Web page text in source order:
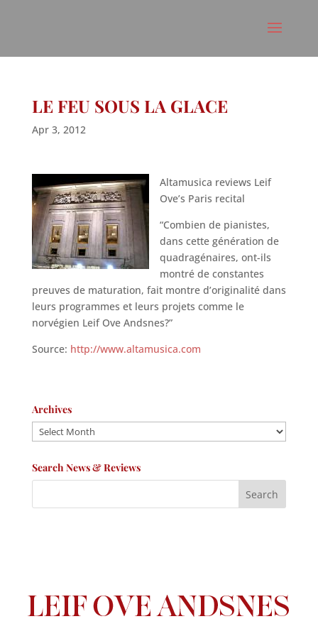
LE FEU SOUS LA GLACE
Apr 3, 2012
Altamusica reviews Leif
Ove’s Paris recital
“Combien de pianistes,
dans cette génération de
quadragénaires, ont-ils
montré de constantes
preuves de maturation, fait montre d’originalité dans
leurs programmes et leurs projets comme le
norvégien Leif Ove Andsnes?”
Source: http://www.altamusica.com
Archives
Archives
Search News & Reviews